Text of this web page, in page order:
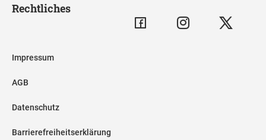
Rechtliches
Impressum
AGB
Datenschutz
Barrierefreiheitserklärung